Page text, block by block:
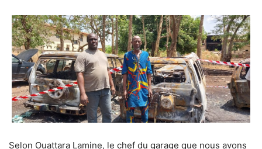
Selon Ouattara Lamine, le chef du garage que nous avons